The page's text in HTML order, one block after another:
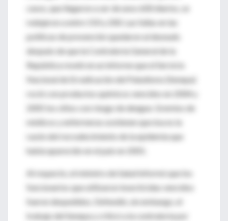
casos, que llegaron a ser de unos 600 diarios, se
redujeron a entre 150 y 200. Las fallas en las
políticas de prevención quedaron al desnudo
después de que la Contraloría General de la
República reveló en un informe que el Servicio
Nacional de Erradicación del Paludismo (Senepa)
roció con productos químicos vencidos en 2004 y
2005 los sitios con riesgo de dengue. Gremios de
médicos y enfermeras sostienen que ésa es la
razón del recrudecimiento de la epidemia que
había aparecido en el país en 2001.
Al respecto, el ministro de Salud informó que los
funcionarios que utilizaron insecticidas vencidos
fueron despedidos. Defendió, sin embargo, el
trabajo del Senepa y criticó a la contraloría por